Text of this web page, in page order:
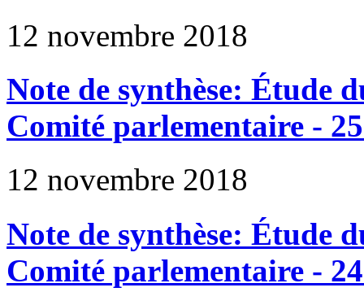
12 novembre 2018
Note de synthèse: Étude
Comité parlementaire -
12 novembre 2018
Note de synthèse: Étude
Comité parlementaire -